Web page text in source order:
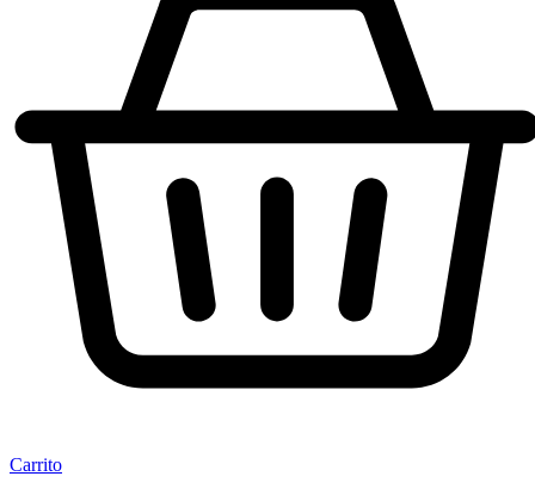
Carrito